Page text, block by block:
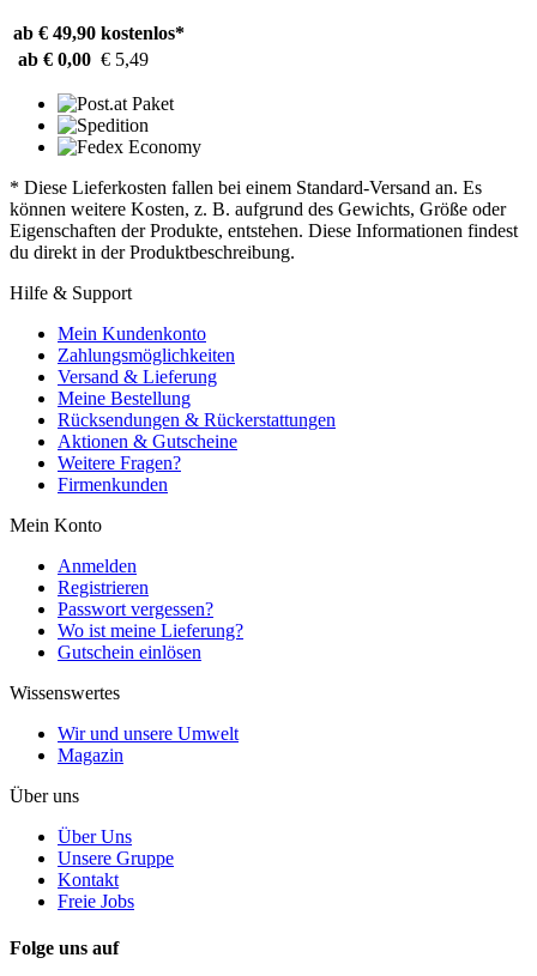
ab € 49,90 kostenlos*
ab € 0,00 € 5,49
* Diese Lieferkosten fallen bei einem Standard-Versand an. Es
können weitere Kosten, z. B. aufgrund des Gewichts, Größe oder
Eigenschaften der Produkte, entstehen. Diese Informationen findest
du direkt in der Produktbeschreibung.
Hilfe & Support
Mein Kundenkonto
Zahlungsmöglichkeiten
Versand & Lieferung
Meine Bestellung
Rücksendungen & Rückerstattungen
Aktionen & Gutscheine
Weitere Fragen?
Firmenkunden
Mein Konto
Anmelden
Registrieren
Passwort vergessen?
Wo ist meine Lieferung?
Gutschein einlösen
Wissenswertes
Wir und unsere Umwelt
Magazin
Über uns
Über Uns
Unsere Gruppe
Kontakt
Freie Jobs
Folge uns auf